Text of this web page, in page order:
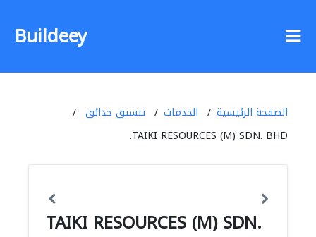
Buildeey
الصفحة الرئيسية الخدمات
تنسيق حدائق
TAIKI RESOURCES (M) SDN. BHD.
TAIKI RESOURCES (M) SDN.